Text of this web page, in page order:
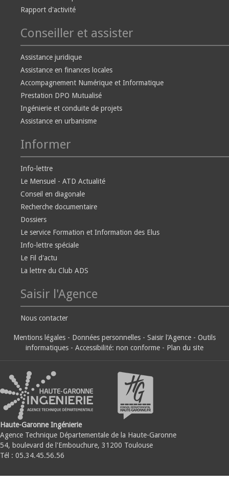
Rapport d'activité
Conseiller et assister
Assistance juridique
Assistance en finances locales
Accompagnement Numérique et Informatique
Prestation DPO Mutualisé
Ingénierie et conduite de projets
Assistance en urbanisme
Informer
Info-lettre
Le Mensuel - ATD Actualité
Conseil en diagonale
Recherche documentaire
Dossiers
Le service Formation et Information des Elus
Info-lettre spéciale
Le Fil d'actu
La lettre du Club ADS
Saisir l'Agence
Nous contacter
Mentions légales - Données personnelles - Saisir l'Agence - Outils
informatiques - Accessibilité: non conforme - Plan du site
Haute-Garonne Ingénierie
Agence Technique Départementale de la Haute-Garonne
54, boulevard de l'Embouchure, 31200 Toulouse
Tél : 05.34.45.56.56